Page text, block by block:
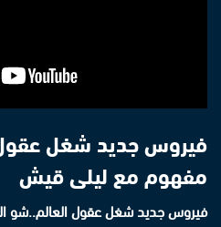
فيروس جديد شغل
مفهوم مع ليلى قيش
فيروس جديد شغل عقول العالم..شو